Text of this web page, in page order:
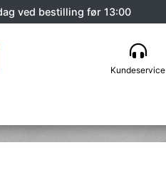
ved bestilling før 13:00
Kundeservice